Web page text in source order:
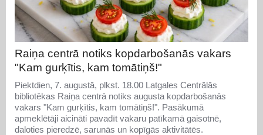
Raiņa centrā notiks kopdarbošanās vakars
"Kam gurķītis, kam tomātiņš!"
Piektdien, 7. augustā, plkst. 18.00 Latgales Centrālās
bibliotēkas Raiņa centrā notiks augusta kopdarbošanās
vakars "Kam gurķītis, kam tomātiņš!". Pasākumā
apmeklētāji aicināti pavadīt vakaru patīkamā gaisotnē,
daloties pieredzē, sarunās un kopīgās aktivitātēs.